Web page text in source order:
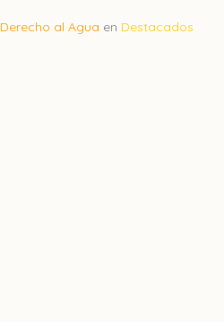
Derecho al Agua en Destacados